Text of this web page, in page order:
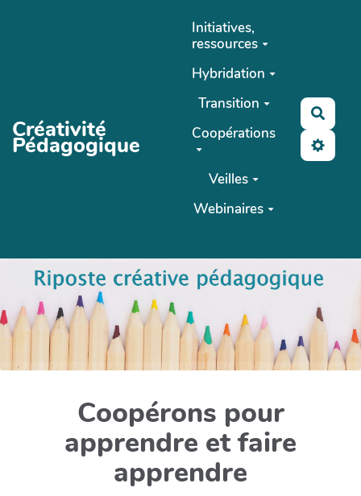
Créativité
Pédagogique
Initiatives,
ressources
Hybridation
Transition
Coopérations
Veilles
Webinaires
Coopérons pour
apprendre et faire
apprendre